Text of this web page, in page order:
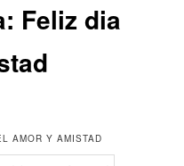
Feliz dia
AMOR Y AMISTAD